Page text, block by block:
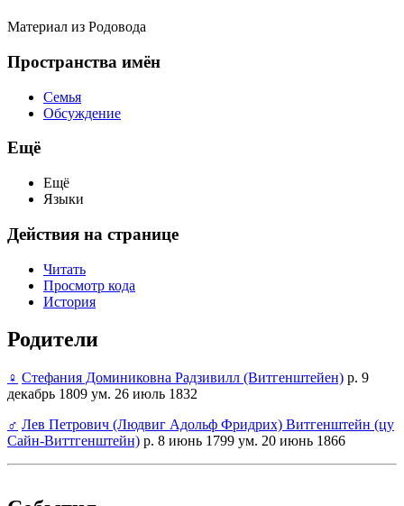
Материал из Родовода
Пространства имён
Семья
Обсуждение
Ещё
Ещё
Языки
Действия на странице
Читать
Просмотр кода
История
Родители
♀ Стефания Доминиковна Радзивилл (Витгенштейен) р. 9
декабрь 1809 ум. 26 июль 1832
♂ Лев Петрович (Людвиг Адольф Фридрих) Витгенштейн (цу
Сайн-Виттгенштейн) р. 8 июнь 1799 ум. 20 июнь 1866